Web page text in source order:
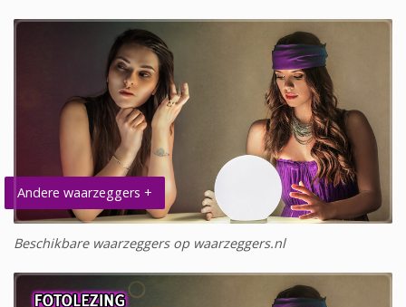
Andere waarzeggers +
Beschikbare waarzeggers op waarzeggers.nl